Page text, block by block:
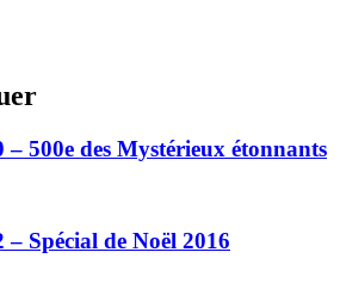
– 500e des Mystérieux étonnants
– Spécial de Noël 2016